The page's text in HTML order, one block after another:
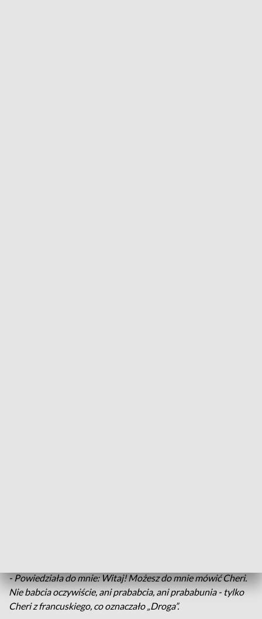
- Powiedziała do mnie: Witaj! Możesz do mnie mówić Cheri.
Nie babcia oczywiście, ani prababcia, ani prababunia - tylko
Cheri z francuskiego, co oznaczało „Droga”.